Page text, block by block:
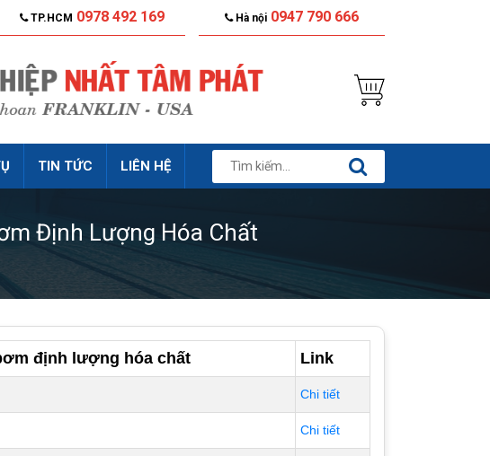
TP.HCM 0978 492 169 Hà nội 0947 790 666
TIN TỨC LIÊN HỆ
Định Lượng Hóa Chất
định lượng hóa chất
Link
Chi tiết
Chi tiết